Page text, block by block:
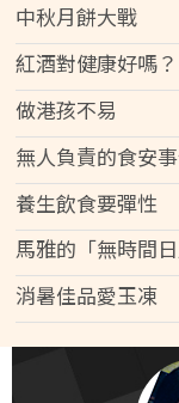
中秋月餅大戰
紅酒對健康好嗎？
做港孩不易
無人負責的食安
養生飲食要彈性
馬雅的「無時間日
消暑佳品愛玉凍